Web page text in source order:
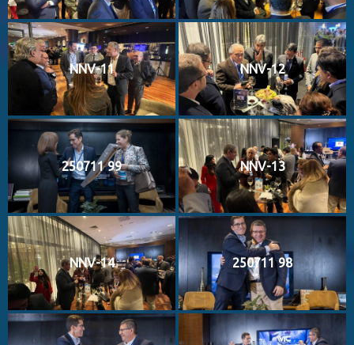
NNV-11 NNV-12
250711 99 NNV-13
NNV-14 250711 98